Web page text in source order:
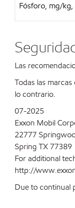
Fósforo, mg/
Las
Todas las
lo contrario.
07-2025
Exxon Mobil
22777
Spring TX 77389
For additional
http://
Due to continual